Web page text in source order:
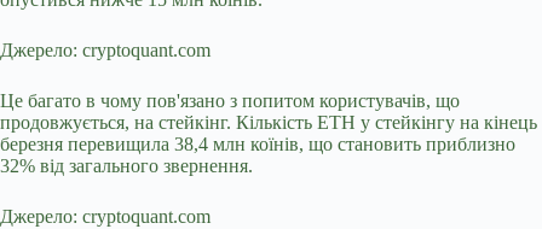
Джерело: cryptoquant.com
Це багато в чому пов'язано з попитом користувачів, що
продовжується, на стейкінг. Кількість ETH у стейкінгу на кінець
березня перевищила 38,4 млн коїнів, що становить приблизно
32% від загального звернення.
Джерело: cryptoquant.com